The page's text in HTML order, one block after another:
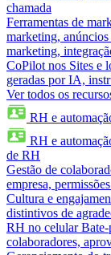
chamada
Ferramentas de
marketing,
marketing,
CoPilot nos Sites e
geradas por IA,
Ver todos os
RH e
RH e
de RH
Gestão de
empresa,
Cultura e
distintivos de
RH no celular Bate-
colaboradores,